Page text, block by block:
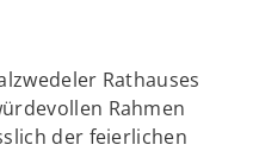
Rathauses
Rahmen
der feierlichen